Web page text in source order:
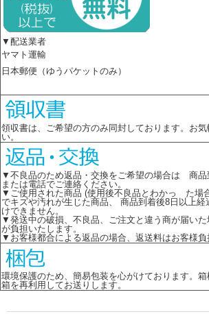
▼配送業者
ヤマト運輸
日本郵便（ゆうパケットのみ）
領収書は、ご希望の方のみ同封しております。お
い。
▼不良品のため返品・交換をご希望の場合は 商品
または電話でご連絡ください。
▼ご使用された商品 (使用後不良品とわかっ た場
でキズや汚れが生じた商品、 商品到着後8日以上経
けできません。
▼発送中の破損、不良品、ご注文と違う商が届い
が負担いたします。
▼お客様都合による返品の場合、返送料はお客様負
環境保護のため、簡易包装を心がけております。
箱を再利用してお送りします。